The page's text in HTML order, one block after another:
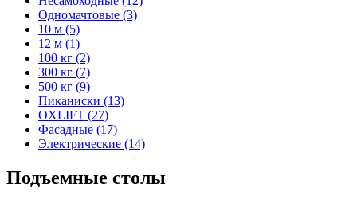
Одномачтовые (3)
10 м (5)
12 м (1)
100 кг (2)
300 кг (7)
500 кг (9)
Пиканиски (13)
OXLIFT (27)
Фасадные (17)
Электрические (14)
Подъемные столы